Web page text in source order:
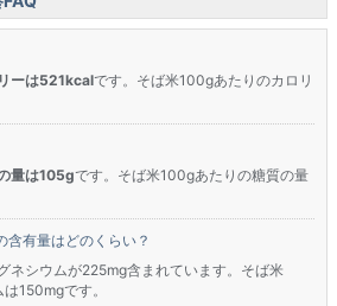
ーは521kcalです。そば米100gあたりのカロリ
量は105gです。そば米100gあたりの糖質の量
含有量はどのくらい？
ネシウムが225mg含まれています。そば米
150mgです。